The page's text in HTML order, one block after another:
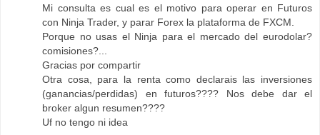
Mi consulta es cual es el motivo para operar en Futuros
con Ninja Trader, y parar Forex la plataforma de FXCM.
Porque no usas el Ninja para el mercado del eurodolar?
comisiones?...
Gracias por compartir
Otra cosa, para la renta como declarais las inversiones
(ganancias/perdidas) en futuros???? Nos debe dar el
broker algun resumen????
Uf no tengo ni idea